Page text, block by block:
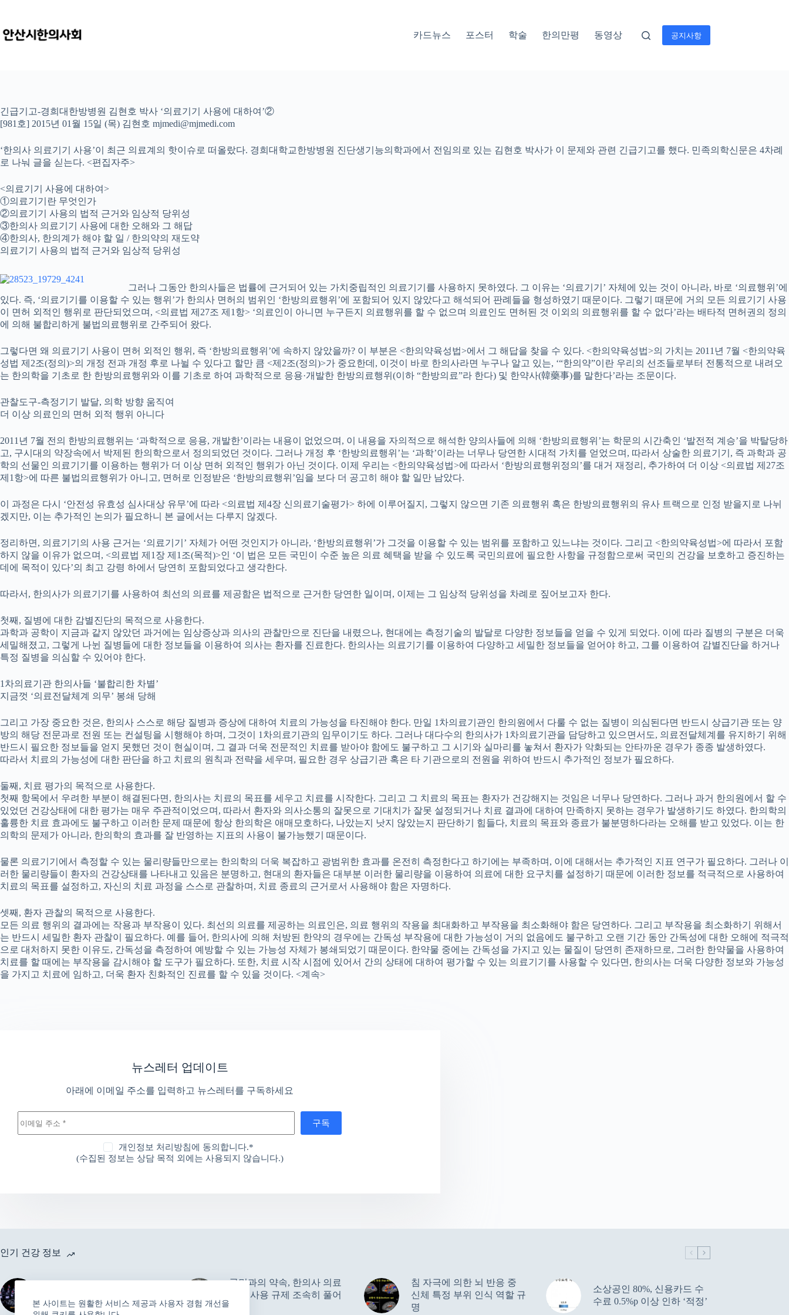
으
로
본 사이트는 원활한 서비스 제공과 사용자 경험 개선을
카드뉴스 포스터 학술 한의만평 동영상 공지사항
긴급기고-경희대한방병원 김현호 박사 ‘의료기기 사용에 대하여’②
[981호] 2015년 01월 15일 (목) 김현호 mjmedi@mjmedi.com
‘한의사 의료기기 사용’이 최근 의료계의 핫이슈로 떠올랐다. 경희대학교한방병원 진단생기능의학과에서 전임의로 있는 김현호 박사가 이 문제와 관련 긴급기고를 했다. 민족의학신문은 4차례
로 나눠 글을 싣는다. <편집자주>
<의료기기 사용에 대하여>
①의료기기란 무엇인가
②의료기기 사용의 법적 근거와 임상적 당위성
③한의사 의료기기 사용에 대한 오해와 그 해답
④한의사, 한의계가 해야 할 일 / 한의약의 재도약
의료기기 사용의 법적 근거와 임상적 당위성
그러나 그동안 한의사들은 법률에 근거되어 있는 가치중립적인 의료기기를 사용하지 못하였다. 그 이유는 ‘의료기기’ 자체에 있는 것이 아니라, 바로 ‘의료행위’에
있다. 즉, ‘의료기기를 이용할 수 있는 행위’가 한의사 면허의 범위인 ‘한방의료행위’에 포함되어 있지 않았다고 해석되어 판례들을 형성하였기 때문이다. 그렇기 때문에 거의 모든 의료기기 사용
이 면허 외적인 행위로 판단되었으며, <의료법 제27조 제1항> ‘의료인이 아니면 누구든지 의료행위를 할 수 없으며 의료인도 면허된 것 이외의 의료행위를 할 수 없다’라는 배타적 면허권의 정의
에 의해 불합리하게 불법의료행위로 간주되어 왔다.
그렇다면 왜 의료기기 사용이 면허 외적인 행위, 즉 ‘한방의료행위’에 속하지 않았을까? 이 부분은 <한의약육성법>에서 그 해답을 찾을 수 있다. <한의약육성법>의 가치는 2011년 7월 <한의약육
성법 제2조(정의)>의 개정 전과 개정 후로 나뉠 수 있다고 할만 큼 <제2조(정의)>가 중요한데, 이것이 바로 한의사라면 누구나 알고 있는, ‘“한의약”이란 우리의 선조들로부터 전통적으로 내려오
는 한의학을 기초로 한 한방의료행위와 이를 기초로 하여 과학적으로 응용·개발한 한방의료행위(이하 “한방의료”라 한다) 및 한약사(韓藥事)를 말한다’라는 조문이다.
관찰도구-측정기기 발달, 의학 방향 움직여
더 이상 의료인의 면허 외적 행위 아니다
2011년 7월 전의 한방의료행위는 ‘과학적으로 응용, 개발한’이라는 내용이 없었으며, 이 내용을 자의적으로 해석한 양의사들에 의해 ‘한방의료행위’는 학문의 시간축인 ‘발전적 계승’을 박탈당하
고, 구시대의 약장속에서 박제된 한의학으로서 정의되었던 것이다. 그러나 개정 후 ‘한방의료행위’는 ‘과학’이라는 너무나 당연한 시대적 가치를 얻었으며, 따라서 상술한 의료기기, 즉 과학과 공
학의 선물인 의료기기를 이용하는 행위가 더 이상 면허 외적인 행위가 아닌 것이다. 이제 우리는 <한의약육성법>에 따라서 ‘한방의료행위정의’를 대거 재정리, 추가하여 더 이상 <의료법 제27조
제1항>에 따른 불법의료행위가 아니고, 면허로 인정받은 ‘한방의료행위’임을 보다 더 공고히 해야 할 일만 남았다.
이 과정은 다시 ‘안전성 유효성 심사대상 유무’에 따라 <의료법 제4장 신의료기술평가> 하에 이루어질지, 그렇지 않으면 기존 의료행위 혹은 한방의료행위의 유사 트랙으로 인정 받을지로 나뉘
겠지만, 이는 추가적인 논의가 필요하니 본 글에서는 다루지 않겠다.
정리하면, 의료기기의 사용 근거는 ‘의료기기’ 자체가 어떤 것인지가 아니라, ‘한방의료행위’가 그것을 이용할 수 있는 범위를 포함하고 있느냐는 것이다. 그리고 <한의약육성법>에 따라서 포함
하지 않을 이유가 없으며, <의료법 제1장 제1조(목적)>인 ‘이 법은 모든 국민이 수준 높은 의료 혜택을 받을 수 있도록 국민의료에 필요한 사항을 규정함으로써 국민의 건강을 보호하고 증진하는
데에 목적이 있다’의 최고 강령 하에서 당연히 포함되었다고 생각한다.
따라서, 한의사가 의료기기를 사용하여 최선의 의료를 제공함은 법적으로 근거한 당연한 일이며, 이제는 그 임상적 당위성을 차례로 짚어보고자 한다.
첫째, 질병에 대한 감별진단의 목적으로 사용한다.
과학과 공학이 지금과 같지 않았던 과거에는 임상증상과 의사의 관찰만으로 진단을 내렸으나, 현대에는 측정기술의 발달로 다양한 정보들을 얻을 수 있게 되었다. 이에 따라 질병의 구분은 더욱
세밀해졌고, 그렇게 나뉜 질병들에 대한 정보들을 이용하여 의사는 환자를 진료한다. 한의사는 의료기기를 이용하여 다양하고 세밀한 정보들을 얻어야 하고, 그를 이용하여 감별진단을 하거나
특정 질병을 의심할 수 있어야 한다.
1차의료기관 한의사들 ‘불합리한 차별’
지금껏 ‘의료전달체계 의무’ 봉쇄 당해
그리고 가장 중요한 것은, 한의사 스스로 해당 질병과 증상에 대하여 치료의 가능성을 타진해야 한다. 만일 1차의료기관인 한의원에서 다룰 수 없는 질병이 의심된다면 반드시 상급기관 또는 양
방의 해당 전문과로 전원 또는 컨설팅을 시행해야 하며, 그것이 1차의료기관의 임무이기도 하다. 그러나 대다수의 한의사가 1차의료기관을 담당하고 있으면서도, 의료전달체계를 유지하기 위해
반드시 필요한 정보들을 얻지 못했던 것이 현실이며, 그 결과 더욱 전문적인 치료를 받아야 함에도 불구하고 그 시기와 실마리를 놓쳐서 환자가 악화되는 안타까운 경우가 종종 발생하였다.
따라서 치료의 가능성에 대한 판단을 하고 치료의 원칙과 전략을 세우며, 필요한 경우 상급기관 혹은 타 기관으로의 전원을 위하여 반드시 추가적인 정보가 필요하다.
둘째, 치료 평가의 목적으로 사용한다.
첫째 항목에서 우려한 부분이 해결된다면, 한의사는 치료의 목표를 세우고 치료를 시작한다. 그리고 그 치료의 목표는 환자가 건강해지는 것임은 너무나 당연하다. 그러나 과거 한의원에서 할 수
있었던 건강상태에 대한 평가는 매우 주관적이었으며, 따라서 환자와 의사소통의 잘못으로 기대치가 잘못 설정되거나 치료 결과에 대하여 만족하지 못하는 경우가 발생하기도 하였다. 한의학의
훌륭한 치료 효과에도 불구하고 이러한 문제 때문에 항상 한의학은 애매모호하다, 나았는지 낫지 않았는지 판단하기 힘들다, 치료의 목표와 종료가 불분명하다라는 오해를 받고 있었다. 이는 한
의학의 문제가 아니라, 한의학의 효과를 잘 반영하는 지표의 사용이 불가능했기 때문이다.
물론 의료기기에서 측정할 수 있는 물리량들만으로는 한의학의 더욱 복잡하고 광범위한 효과를 온전히 측정한다고 하기에는 부족하며, 이에 대해서는 추가적인 지표 연구가 필요하다. 그러나 이
러한 물리량들이 환자의 건강상태를 나타내고 있음은 분명하고, 현대의 환자들은 대부분 이러한 물리량을 이용하여 의료에 대한 요구치를 설정하기 때문에 이러한 정보를 적극적으로 사용하여
치료의 목표를 설정하고, 자신의 치료 과정을 스스로 관찰하며, 치료 종료의 근거로서 사용해야 함은 자명하다.
셋째, 환자 관찰의 목적으로 사용한다.
모든 의료 행위의 결과에는 작용과 부작용이 있다. 최선의 의료를 제공하는 의료인은, 의료 행위의 작용을 최대화하고 부작용을 최소화해야 함은 당연하다. 그리고 부작용을 최소화하기 위해서
는 반드시 세밀한 환자 관찰이 필요하다. 예를 들어, 한의사에 의해 처방된 한약의 경우에는 간독성 부작용에 대한 가능성이 거의 없음에도 불구하고 오랜 기간 동안 간독성에 대한 오해에 적극적
으로 대처하지 못한 이유도, 간독성을 측정하여 예방할 수 있는 가능성 자체가 봉쇄되었기 때문이다. 한약물 중에는 간독성을 가지고 있는 물질이 당연히 존재하므로, 그러한 한약물을 사용하여
치료를 할 때에는 부작용을 감시해야 할 도구가 필요하다. 또한, 치료 시작 시점에 있어서 간의 상태에 대하여 평가할 수 있는 의료기기를 사용할 수 있다면, 한의사는 더욱 다양한 정보와 가능성
을 가지고 치료에 임하고, 더욱 환자 친화적인 진료를 할 수 있을 것이다. <계속>
뉴스레터 업데이트
아래에 이메일 주소를 입력하고 뉴스레터를 구독하세요
구독
개인정보 처리방침에 동의합니다.*
(수집된 정보는 상담 목적 외에는 사용되지 않습니다.)
인기 건강 정보
간염 감염에 영향 없다”
국민과의 약속, 한의사 의료
기기 사용 규제 조속히 풀어
달라
침 자극에 의한 뇌 반응 중
신체 특정 부위 인식 역할 규
명
소상공인 80%, 신용카드 수
수료 0.5%p 이상 인하 ‘적정’